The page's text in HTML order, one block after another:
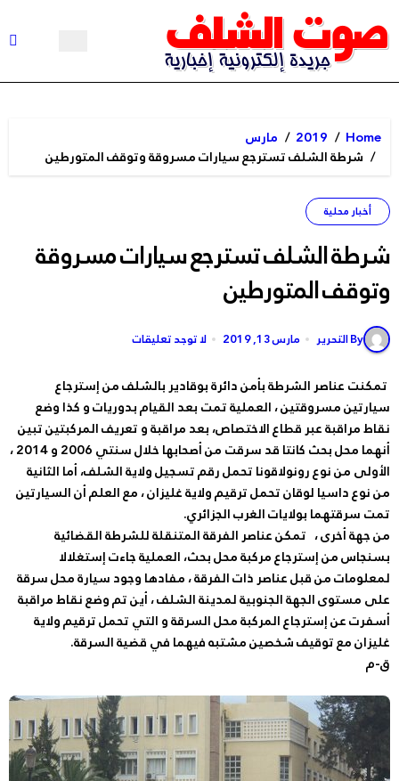
to
content
Home
2019
مارس
شرطة الشلف تسترجع سيارات مسروقة وتوقف المتورطين
أخبار محلية
شرطة الشلف تسترجع سيارات مسروقة
وتوقف المتورطين
By التحرير مارس 13, 2019 لا توجد تعليقات
تمكنت عناصر الشرطة بأمن دائرة بوقادير بالشلف من إسترجاع
سيارتين مسروقتين ، العملية تمت بعد القيام بدوريات و كذا وضع
نقاط مراقبة عبر قطاع الاختصاص، بعد مراقبة و تعريف المركبتين تبين
أنهما محل بحث كانتا قد سرقت من أصحابها خلال سنتي 2006 و 2014 ،
الأولى من نوع رونولاقونا تحمل رقم تسجيل ولاية الشلف، أما الثانية
من نوع داسيا لوقان تحمل ترقيم ولاية غليزان ، مع العلم أن السيارتين
تمت سرقتهما بولايات الغرب الجزائري.
من جهة أخرى ، تمكن عناصر الفرقة المتنقلة للشرطة القضائية
بسنجاس من إسترجاع مركبة محل بحث، العملية جاءت إستغلالا
لمعلومات من قبل عناصر ذات الفرقة ، مفادها وجود سيارة محل سرقة
على مستوى الجهة الجنوبية لمدينة الشلف ، أين تم وضع نقاط مراقبة
أسفرت عن إسترجاع المركبة محل السرقة و التي تحمل ترقيم ولاية
غليزان مع توقيف شخصين مشتبه فيهما في قضية السرقة.
ق-م